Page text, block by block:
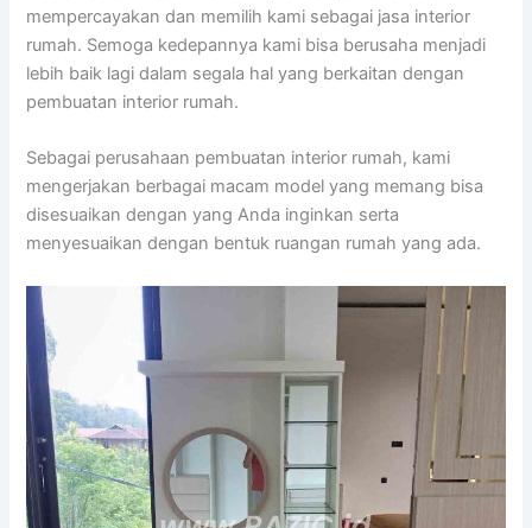
mempercayakan dan memilih kami sebagai jasa interior
rumah. Semoga kedepannya kami bisa berusaha menjadi
lebih baik lagi dalam segala hal yang berkaitan dengan
pembuatan interior rumah.
Sebagai perusahaan pembuatan interior rumah, kami
mengerjakan berbagai macam model yang memang bisa
disesuaikan dengan yang Anda inginkan serta
menyesuaikan dengan bentuk ruangan rumah yang ada.